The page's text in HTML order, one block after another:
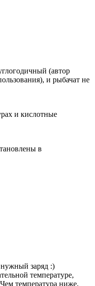
(автор
и рыбачат не
и кислотные
в
заряд :)
температуре,
Чем температура ниже,